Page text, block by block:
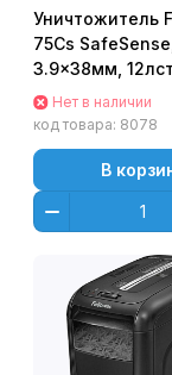
Уничтожитель
75Cs
3.9x38мм,
Уничтожает:
карты, с
Нет в наличии
код товара: 8078
В